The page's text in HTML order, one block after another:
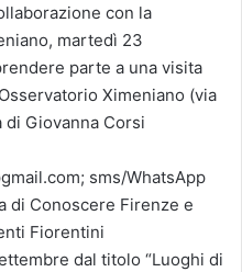
con la
martedì 23
parte a una visita
Ximeniano (via
di Giovanna Corsi
sms/WhatsApp
di Conoscere Firenze e
Fiorentini
dal titolo “Luoghi di